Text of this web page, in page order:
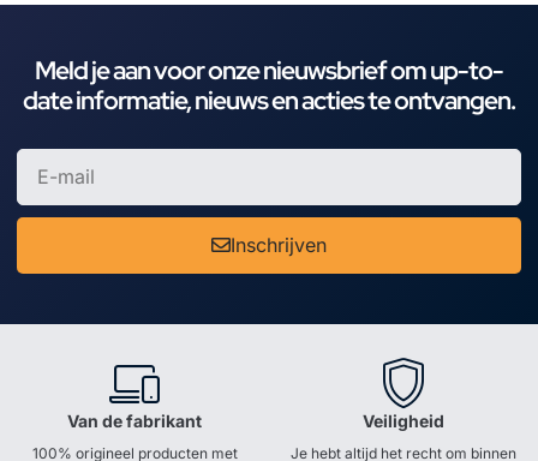
Meld je aan voor onze nieuwsbrief om up-to-
date informatie, nieuws en acties te ontvangen.
Inschrijven
Van de fabrikant
100% origineel producten met
Veiligheid
Je hebt altijd het recht om binnen